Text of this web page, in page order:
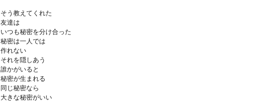
そう教えてくれた
友達は
いつも秘密を分け合った
秘密は一人では
作れない
それを隠しあう
誰かがいると
秘密が生まれる
同じ秘密なら
大きな秘密がいい